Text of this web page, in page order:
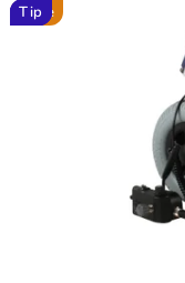
Akce
Tip
Tip
Tip
Tip